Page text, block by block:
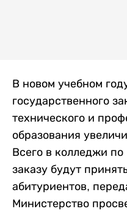
В новом учебном
государственного
технического и
образования
Всего в колледжи по
заказу будут
абитуриентов,
Министерство